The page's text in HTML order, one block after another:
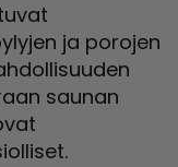
ja porojen
saunan